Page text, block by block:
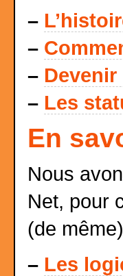
–
–
–
– Les
En
Nous
Net, pour
(de
– Les